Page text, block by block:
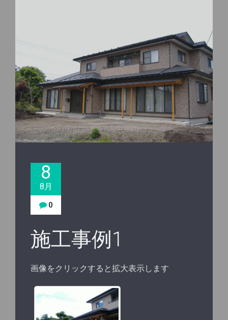
8
8月
0
施工事例1
画像をクリックすると拡大表示します